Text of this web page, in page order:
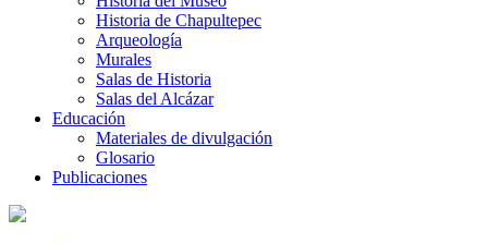
Historia de Chapultepec
Arqueología
Murales
Salas de Historia
Salas del Alcázar
Educación
Materiales de divulgación
Glosario
Publicaciones